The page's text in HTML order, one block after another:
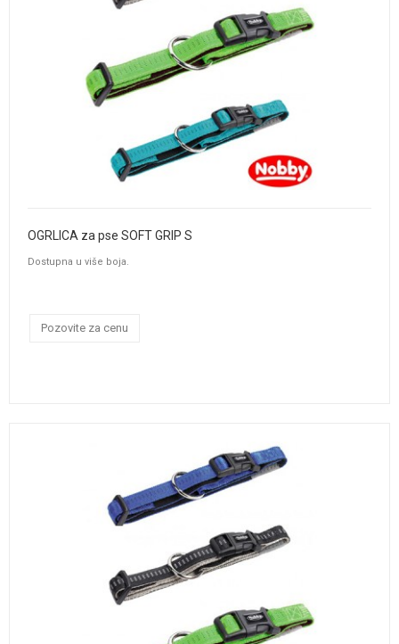
OGRLICA za pse SOFT GRIP S
Dostupna u više boja.
Pozovite za cenu